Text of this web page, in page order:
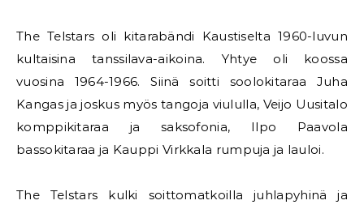
The Telstars oli kitarabändi Kaustiselta 1960-luvun
kultaisina tanssilava-aikoina. Yhtye oli koossa
vuosina 1964-1966. Siinä soitti soolokitaraa Juha
Kangas ja joskus myös tangoja viululla, Veijo Uusitalo
komppikitaraa ja saksofonia, Ilpo Paavola
bassokitaraa ja Kauppi Virkkala rumpuja ja lauloi.
The Telstars kulki soittomatkoilla juhlapyhinä ja